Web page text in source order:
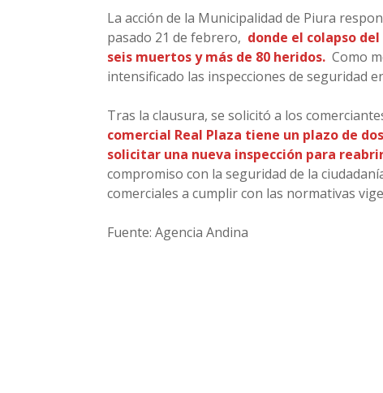
La acción de la Municipalidad de Piura
pasado 21 de febrero, donde el colapso
seis muertos y más de 80 heridos. Como
intensificado las inspecciones de seguridad
Tras la clausura, se solicitó a los
comercial Real Plaza tiene un plazo de
solicitar una nueva inspección para
compromiso con la seguridad de la
comerciales a cumplir con las normativas
Fuente: Agencia Andina